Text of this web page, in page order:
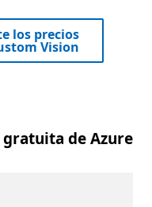
los precios
Vision
gratuita de Azure